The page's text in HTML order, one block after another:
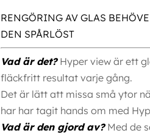
RENGÖRING AV GLAS
DEN SPÅRLÖST
Vad är det?Hyper view är ett
fläckfritt resultat varje gång.
Det är lätt att missa små ytor
har har tagit hands om med
Vad är den gjord av?Med de